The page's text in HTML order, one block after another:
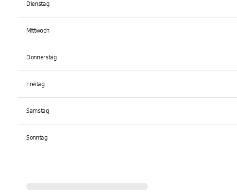
Dienstag
Mittwoch
Donnerstag
Freitag
Samstag
Sonntag